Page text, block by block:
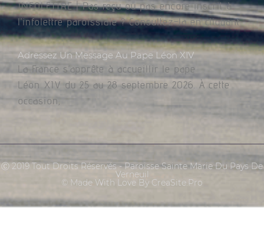
INFOLETTRE | Pas reçu ou pas encore inscrit à
l’infolettre paroissiale ? Consultez-la en cliquant
Adressez Un Message Au Pape Léon XIV
La France s’apprête à accueillir le pape
Léon XIV du 25 au 28 septembre 2026. À cette
occasion,
Ⓒ 2019 Tout Droits Réservés - Paroisse Sainte Marie Du Pays De
Verneuil
© Made With Love By CreaSite.Pro